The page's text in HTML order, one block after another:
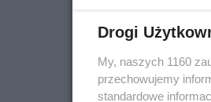
Drogi
My, naszych 1160
przechowujemy
standardowe